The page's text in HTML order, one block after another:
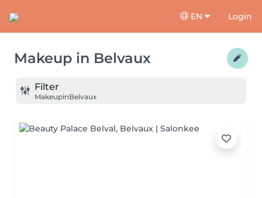
EN Login
Makeup in Belvaux
Filter
MakeupinBelvaux